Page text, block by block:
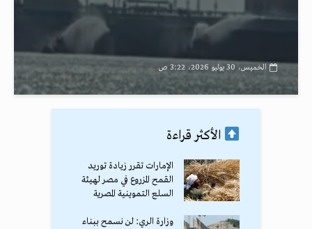
الخميس، 30 يوليو 2026، 3:22 ص
الأكثر قراءة
الإمارات تقرر زيادة توريد
القمح المزروع في مصر لهيئة
السلع التموينية المصرية
وزارة الري: لن نسمح ببناء